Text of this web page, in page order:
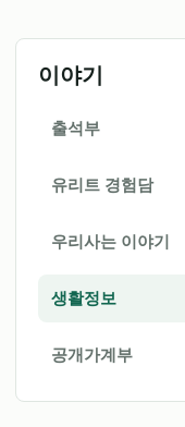
이야기
출석부
유리트 경험담
우리사는 이야기
생활정보
공개가계부